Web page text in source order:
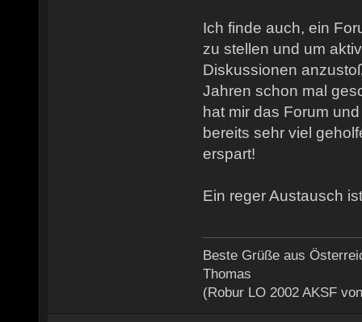
Ich finde auch, ein
zu stellen und um
Diskussionen
Jahren schon mal
hat mir das Forum
bereits sehr viel
erspart!
Ein reger Austausch
Beste Grüße aus
Thomas
(Robur LO 2002 AKSF